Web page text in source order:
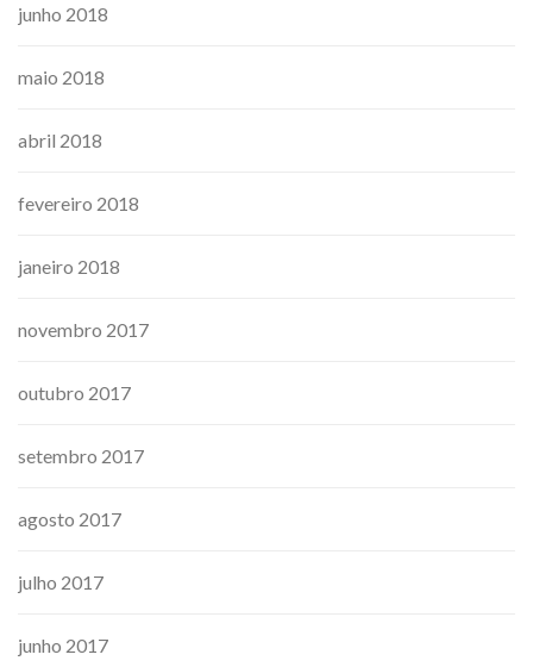
junho 2018
maio 2018
abril 2018
fevereiro 2018
janeiro 2018
novembro 2017
outubro 2017
setembro 2017
agosto 2017
julho 2017
junho 2017